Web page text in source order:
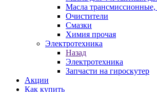
Масла
Очистители
Смазки
Химия прочая
Электротехника
Назад
Электротехника
Запчасти на гироскутер
Акции
Как купить